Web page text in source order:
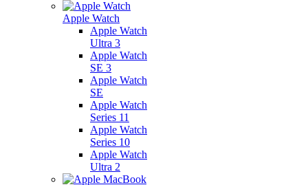
Apple Watch
Apple Watch
Ultra 3
Apple Watch
SE 3
Apple Watch
SE
Apple Watch
Series 11
Apple Watch
Series 10
Apple Watch
Ultra 2